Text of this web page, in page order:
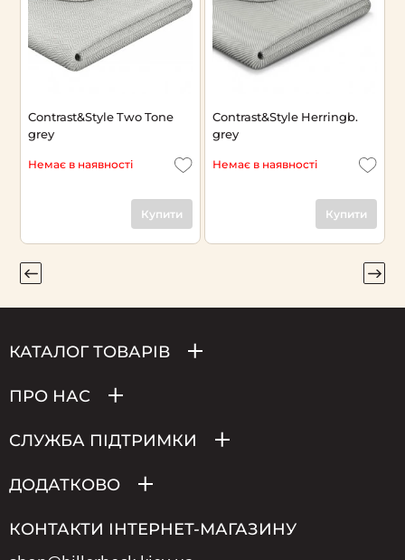
Contrast&Style Two Tone
grey
Немає в наявності
Купити
Contrast&Style Herringb.
grey
Немає в наявності
Купити
КАТАЛОГ ТОВАРІВ
ПРО НАС
СЛУЖБА ПІДТРИМКИ
ДОДАТКОВО
КОНТАКТИ ІНТЕРНЕТ-МАГАЗИНУ